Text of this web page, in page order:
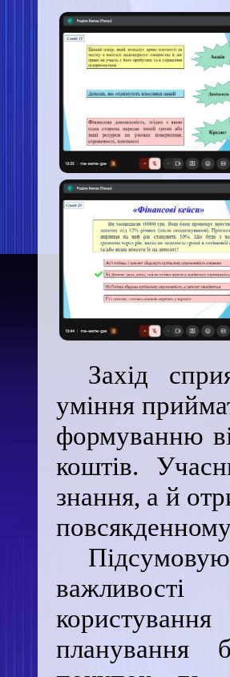
Захід
уміння
формуванню
коштів.
знання, а й
планування